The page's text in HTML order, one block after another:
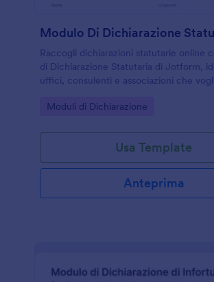
Modulo Di Dichiarazione
Raccogli dichiarazioni statutarie online
di Dichiarazione Statutaria di Jotform,
uffici, consulenti e associazioni che
modo ordinato.
Go to Category:
Moduli di Dichiarazione
Usa Template
Anteprima